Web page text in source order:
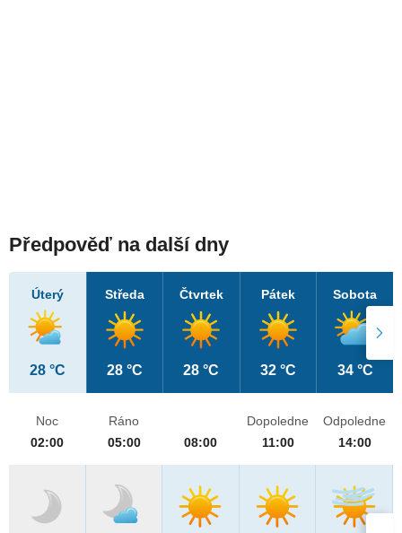
Předpověď na další dny
Úterý
28 °C
Středa
28 °C
Čtvrtek
28 °C
Pátek
32 °C
Sobota
34 °C
Noc
02:00
Ráno
05:00
08:00
Dopoledne
11:00
Odpoledne
14:00